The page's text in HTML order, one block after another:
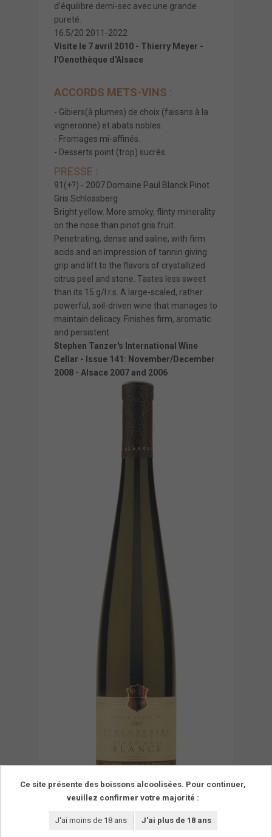
d’équilibre demi-sec avec une grande
pureté.
16.5/20 2011-2022
Visite le 7 avril 2010 - Thierry Meyer -
l'Oenothèque d'Alsace
ACCORDS METS-VINS :
- Gibiers(à plumes) de choix (faisans à la
vigneronne) et abats nobles.
- Fromages mi-affinés.
- Desserts point (trop) sucrés.
PRESSE :
91(+?) - 2007 Domaine Paul Blanck Pinot
Gris Schlossberg
Bright yellow. More smoky, flinty minerality
on the nose than pinot gris fruit.
Penetrating, dense and saline, with firm
acids and an impression of tannin giving
grip and lift to the flavors of crystallized
citrus peel and stone. Tastes less sweet
than its 15 g/l r.s. A large-scaled, rather
powerful, soil-driven wine that manages to
maintain delicacy. Finishes firm, aromatic
and persistent.
Stephen Tanzer's International Wine
Cellar - Issue 141: November/December
2008 - Alsace 2007 and 2006
Ce site présente des boissons alcoolisées. Pour continuer,
veuillez confirmer votre majorité :
J'ai moins de 18 ans J'ai plus de 18 ans